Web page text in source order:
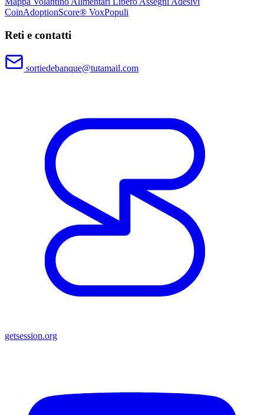
CoinAdoptionScore® VoxPopuli
Reti e contatti
sortiedebanque@tutamail.com
getsession.org